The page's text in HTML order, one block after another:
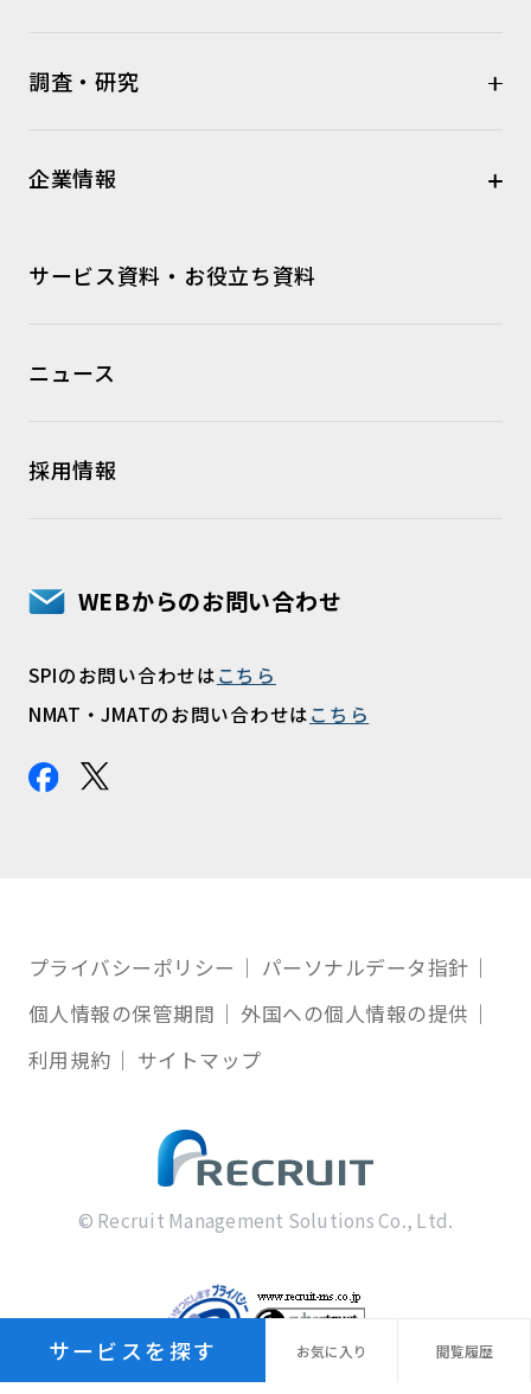
サービスを探す お気に 入り 閲覧履歴
調査・研究
企業情報
サービス資料・お役立ち資料
ニュース
採用情報
WEBからのお問い合わせ
SPIのお問い合わせはこちら
NMAT・JMATのお問い合わせはこちら
プライバシーポリシー
パーソナルデータ指針
個人情報の保管期間
外国への個人情報の提供
利用規約
サイトマップ
© Recruit Management Solutions Co., Ltd.